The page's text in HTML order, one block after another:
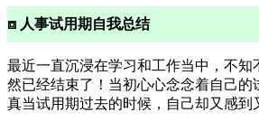
⧈ 人事试用期自我总结
最近一直沉浸在学习和工作当中，不知
然已经结束了！当初心心念念着自己的
真当试用期过去的时候，自己却又感到